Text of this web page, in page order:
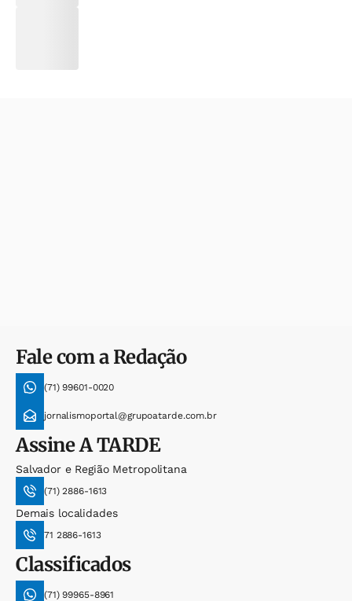
Fale com a Redação
(71) 99601-0020
jornalismoportal@grupoatarde.com.br
AssineA TARDE
Salvador e Região Metropolitana
(71) 2886-1613
Demais localidades
71 2886-1613
Classificados
(71) 99965-8961